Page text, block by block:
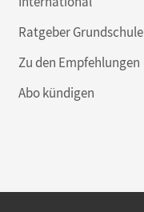
Ratgeber Grundschule
Zu den Empfehlungen
Abo kündigen